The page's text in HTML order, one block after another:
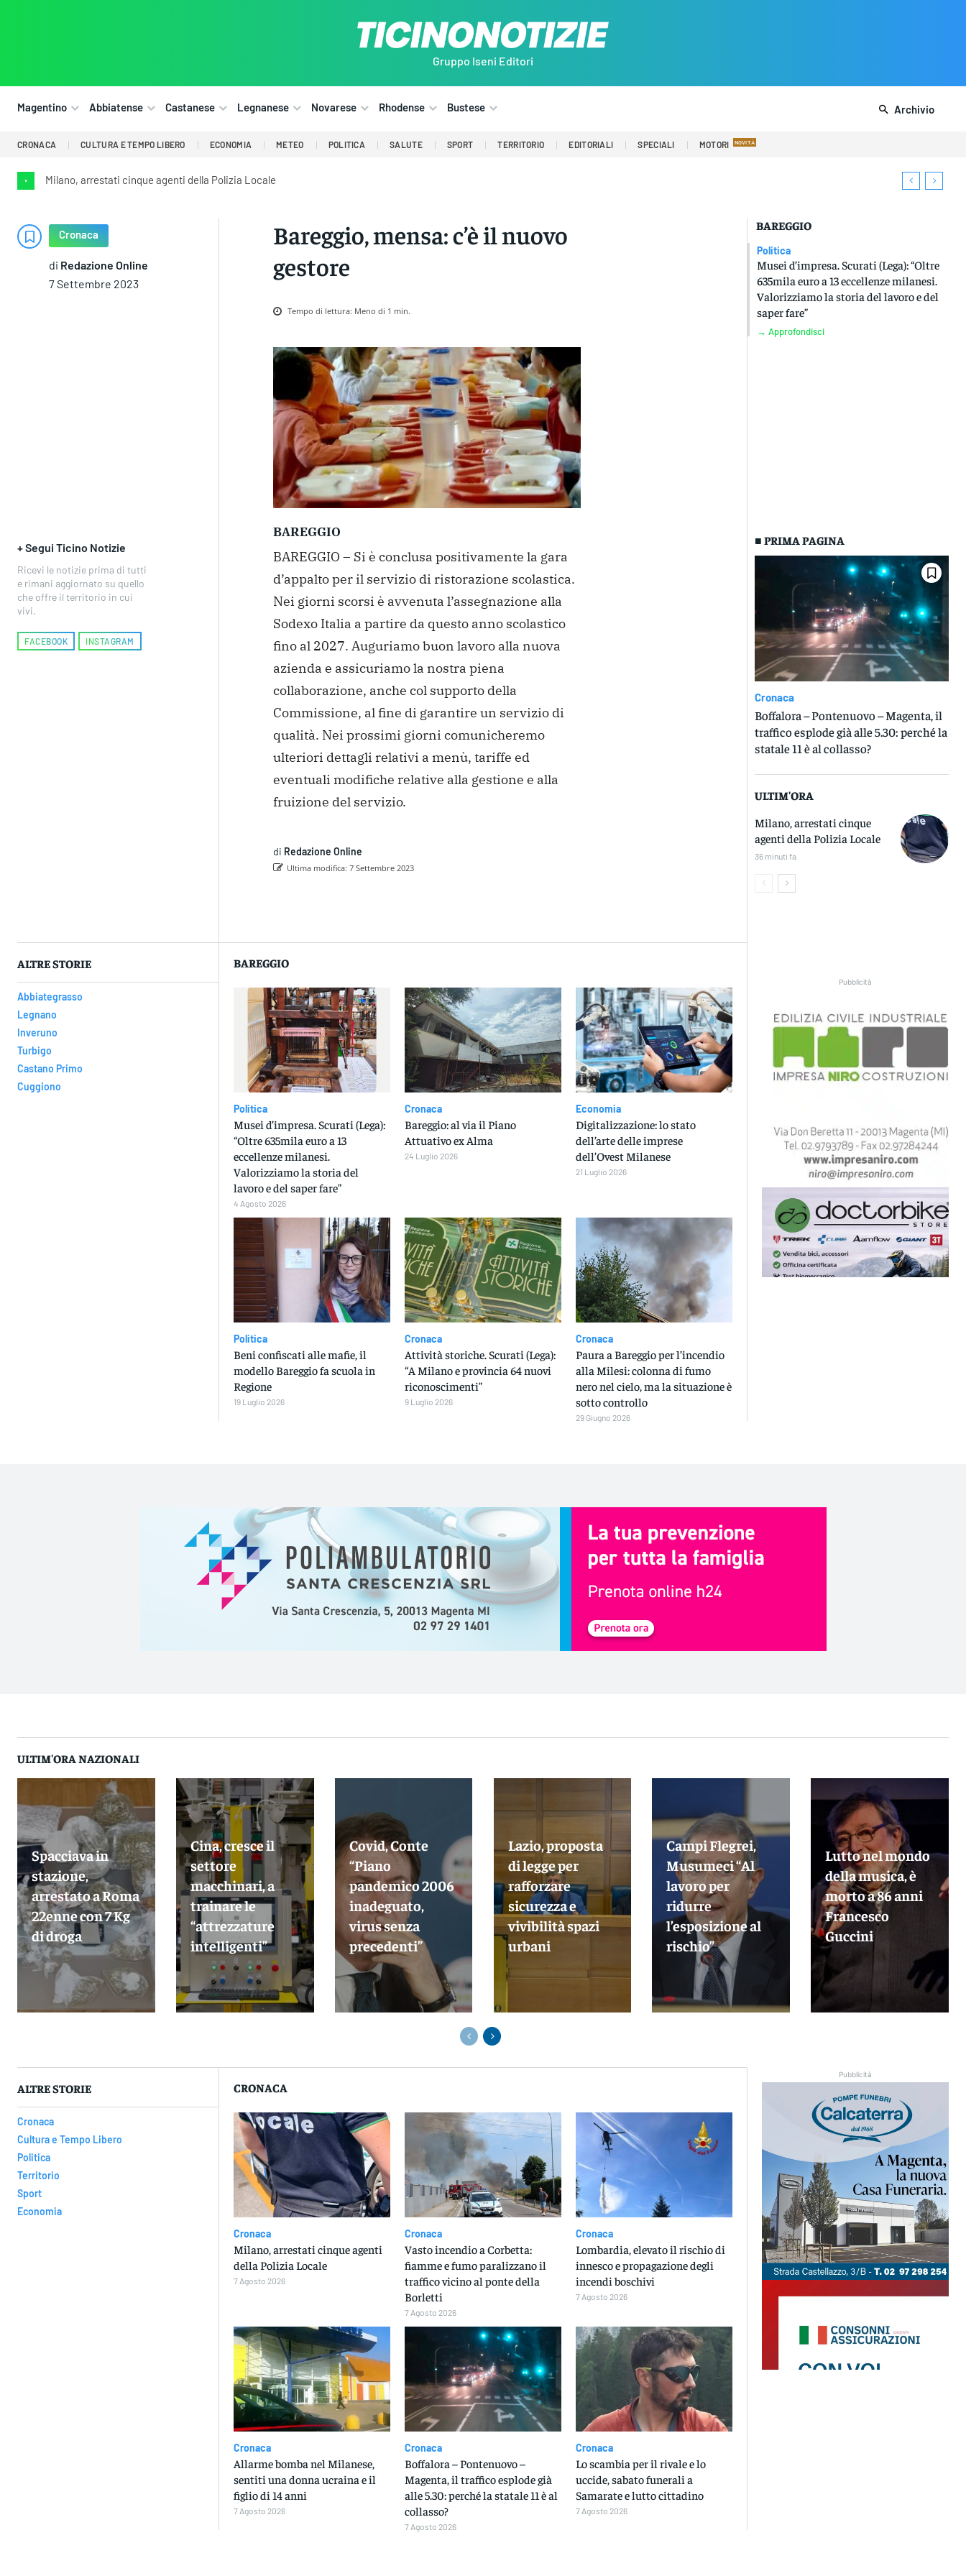
Gruppo Iseni Editori
Magentino Abbiatense Castanese Legnanese Novarese Rhodense Bustese Archivio
CRONACA CULTURA E TEMPO LIBERO ECONOMIA METEO POLITICA SALUTE SPORT TERRITORIO EDITORIALI SPECIALI MOTORI
• Milano, arrestati cinque agenti della Polizia Locale
Cronaca
di Redazione Online
7 Settembre 2023
Bareggio, mensa: c’è il nuovo
gestore
Tempo di lettura: Meno di 1 min.
BAREGGIO
Politica
Musei d’impresa. Scurati (Lega): “Oltre
635mila euro a 13 eccellenze milanesi.
Valorizziamo la storia del lavoro e del
saper fare”
→ Approfondisci
+ Segui Ticino Notizie
Ricevi le notizie prima di tutti
e rimani aggiornato su quello
che offre il territorio in cui
vivi.
FACEBOOK INSTAGRAM
BAREGGIO
BAREGGIO – Si è conclusa positivamente la gara
d’appalto per il servizio di ristorazione scolastica.
Nei giorni scorsi è avvenuta l’assegnazione alla
Sodexo Italia a partire da questo anno scolastico
fino al 2027. Auguriamo buon lavoro alla nuova
azienda e assicuriamo la nostra piena
collaborazione, anche col supporto della
Commissione, al fine di garantire un servizio di
qualità. Nei prossimi giorni comunicheremo
ulteriori dettagli relativi a menù, tariffe ed
eventuali modifiche relative alla gestione e alla
fruizione del servizio.
di Redazione Online
Ultima modifica: 7 Settembre 2023
■ PRIMA PAGINA
Cronaca
Boffalora – Pontenuovo – Magenta, il
traffico esplode già alle 5.30: perché la
statale 11 è al collasso?
ULTIM'ORA
Milano, arrestati cinque
agenti della Polizia Locale
36 minuti fa
ALTRE STORIE
Abbiategrasso
Legnano
Inveruno
Turbigo
Castano Primo
Cuggiono
BAREGGIO
Politica
Musei d’impresa. Scurati (Lega):
“Oltre 635mila euro a 13
eccellenze milanesi.
Valorizziamo la storia del
lavoro e del saper fare”
4 Agosto 2026
Cronaca
Bareggio: al via il Piano
Attuativo ex Alma
24 Luglio 2026
Economia
Digitalizzazione: lo stato
dell’arte delle imprese
dell’Ovest Milanese
21 Luglio 2026
Politica
Beni confiscati alle mafie, il
modello Bareggio fa scuola in
Regione
19 Luglio 2026
Cronaca
Attività storiche. Scurati (Lega):
“A Milano e provincia 64 nuovi
riconoscimenti”
9 Luglio 2026
Cronaca
Paura a Bareggio per l’incendio
alla Milesi: colonna di fumo
nero nel cielo, ma la situazione è
sotto controllo
29 Giugno 2026
Pubblicità
ULTIM'ORA NAZIONALI
Spacciava in
stazione,
arrestato a Roma
22enne con 7 Kg
di droga
Cina, cresce il
settore
macchinari, a
trainare le
“attrezzature
intelligenti”
Covid, Conte
“Piano
pandemico 2006
inadeguato,
virus senza
precedenti”
Lazio, proposta
di legge per
rafforzare
sicurezza e
vivibilità spazi
urbani
Campi Flegrei,
Musumeci “Al
lavoro per
ridurre
l’esposizione al
rischio”
Lutto nel mondo
della musica, è
morto a 86 anni
Francesco
Guccini
ALTRE STORIE
Cronaca
Cultura e Tempo Libero
Politica
Territorio
Sport
Economia
CRONACA
Cronaca
Milano, arrestati cinque agenti
della Polizia Locale
7 Agosto 2026
Cronaca
Vasto incendio a Corbetta:
fiamme e fumo paralizzano il
traffico vicino al ponte della
Borletti
7 Agosto 2026
Cronaca
Lombardia, elevato il rischio di
innesco e propagazione degli
incendi boschivi
7 Agosto 2026
Cronaca
Allarme bomba nel Milanese,
sentiti una donna ucraina e il
figlio di 14 anni
7 Agosto 2026
Cronaca
Boffalora – Pontenuovo –
Magenta, il traffico esplode già
alle 5.30: perché la statale 11 è al
collasso?
7 Agosto 2026
Cronaca
Lo scambia per il rivale e lo
uccide, sabato funerali a
Samarate e lutto cittadino
7 Agosto 2026
Pubblicità